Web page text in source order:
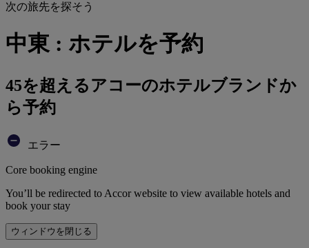
次の旅先を探そう
中東 : ホテルを予約
45を超えるアコーのホテルブランドか
ら予約
エラー
Core booking engine
You’ll be redirected to Accor website to view available hotels and
book your stay
ウィンドウを閉じる